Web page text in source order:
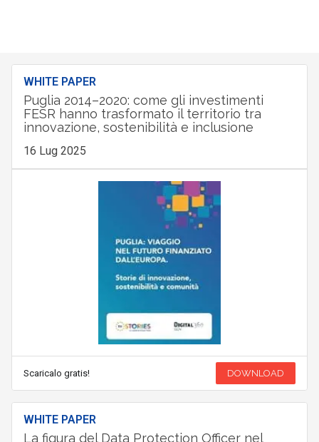
WHITE PAPER
Puglia 2014–2020: come gli investimenti
FESR hanno trasformato il territorio tra
innovazione, sostenibilità e inclusione
16 Lug 2025
Scaricalo gratis! DOWNLOAD
WHITE PAPER
La figura del Data Protection Officer nel